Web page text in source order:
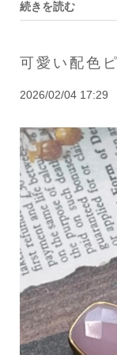
続きを読む
可愛い配色
2026/02/04 17:29